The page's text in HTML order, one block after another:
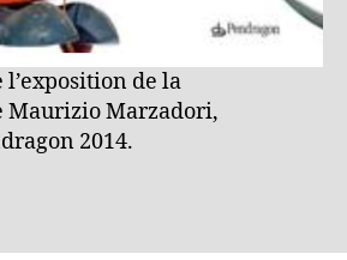
l’exposition de la
Maurizio Marzadori,
2014.